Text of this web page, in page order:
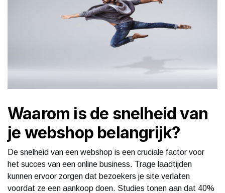
Waarom is de snelheid van
je webshop belangrijk?
De snelheid van een webshop is een cruciale factor voor
het succes van een online business. Trage laadtijden
kunnen ervoor zorgen dat bezoekers je site verlaten
voordat ze een aankoop doen. Studies tonen aan dat 40%